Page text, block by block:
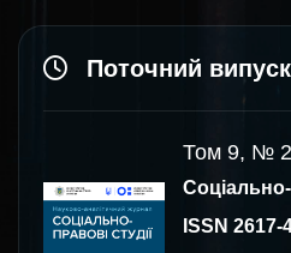
Поточний випуск
Том 9, №
Соціально-
ISSN 2617-